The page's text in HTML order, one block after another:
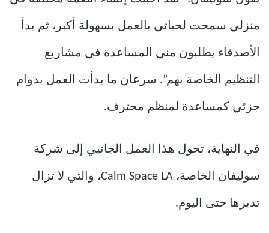
منزلي سمحت لحياتي بالعمل بسهولة أكبر، ثم بدأ
الأصدقاء يطلبون مني المساعدة في مشاريع
التنظيم الخاصة بهم”. سرعان ما بدأت العمل بدوام
جزئي كمساعدة لمنظم محترف.
في النهاية، تحول هذا العمل الجانبي إلى شركة
سوليفان الخاصة، Calm Space LA، والتي لا تزال
تديرها حتى اليوم.